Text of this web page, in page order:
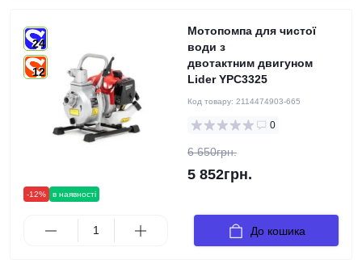
-12% в наявності
24
12
Мотопомпа для чистої
води з
двотактним двигуном
Lider YPC3325
Код товару: 2114474903-665
0
6 650грн.
5 852грн.
До кошика